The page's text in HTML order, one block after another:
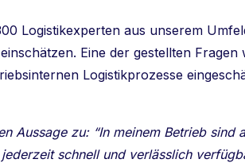
Logistikexperten aus unserem
Eine der gestellten
Logistikprozesse
Aussage zu: “In meinem Betrieb sind
schnell und verlässlich